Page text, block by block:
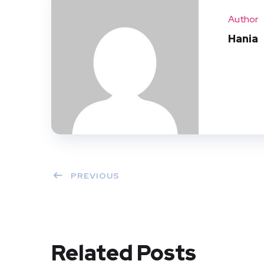
Author
Hania
PREVIOUS
Related Posts